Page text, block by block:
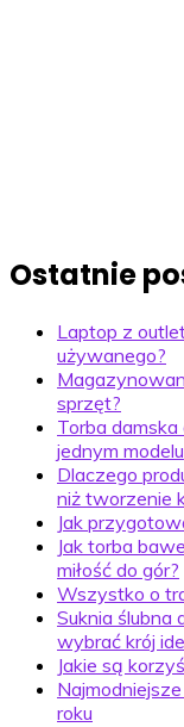
Ostatnie
Laptop z
używanego?
sprzęt?
Torba
jednym modelu
Dlaczego
niż tworzenie
Jak
Jak torba
miłość do gór?
Wszystko o
Suknia ślubna
wybrać krój
Jakie są
roku